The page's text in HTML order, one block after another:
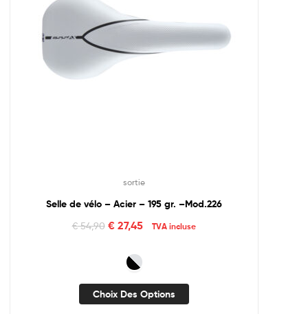
sortie
Selle de vélo – Acier – 195 gr. –Mod.226
€54,90 €27,45 TVA incluse
Choix Des Options